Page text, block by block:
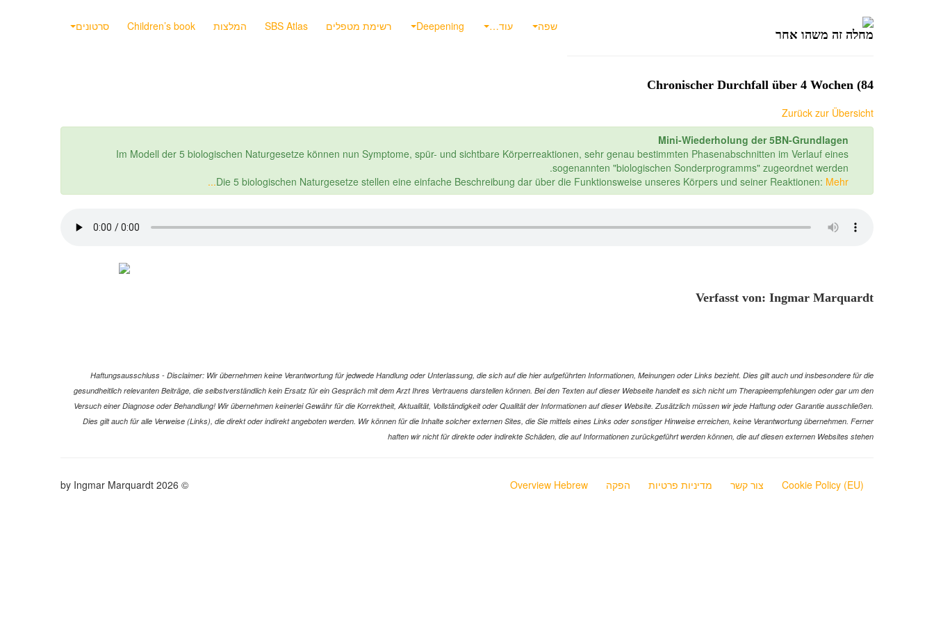
סרטונים Children’s book המלצות SBS Atlas רשימת מטפלים Deepening עוד… שפה
מחלה זה משהו אחר
84) Chronischer Durchfall über 4 Wochen
Zurück zur Übersicht
Mini-Wiederholung der 5BN-Grundlagen
Im Modell der 5 biologischen Naturgesetze können nun Symptome, spür- und sichtbare Körperreaktionen, sehr genau bestimmten Phasenabschnitten im Verlauf eines
sogenannten "biologischen Sonderprogramms" zugeordnet werden.
Die 5 biologischen Naturgesetze stellen eine einfache Beschreibung dar über die Funktionsweise unseres Körpers und seiner Reaktionen: Mehr...
Verfasst von: Ingmar Marquardt
Haftungsausschluss - Disclaimer: Wir übernehmen keine Verantwortung für jedwede Handlung oder Unterlassung, die sich auf die hier aufgeführten Informationen, Meinungen oder Links bezieht. Dies gilt auch und insbesondere für die
gesundheitlich relevanten Beiträge, die selbstverständlich kein Ersatz für ein Gespräch mit dem Arzt Ihres Vertrauens darstellen können. Bei den Texten auf dieser Webseite handelt es sich nicht um Therapieempfehlungen oder gar um den
Versuch einer Diagnose oder Behandlung! Wir übernehmen keinerlei Gewähr für die Korrektheit, Aktualität, Vollständigkeit oder Qualität der Informationen auf dieser Website. Zusätzlich müssen wir jede Haftung oder Garantie ausschließen.
Dies gilt auch für alle Verweise (Links), die direkt oder indirekt angeboten werden. Wir können für die Inhalte solcher externen Sites, die Sie mittels eines Links oder sonstiger Hinweise erreichen, keine Verantwortung übernehmen. Ferner
haften wir nicht für direkte oder indirekte Schäden, die auf Informationen zurückgeführt werden können, die auf diesen externen Websites stehen
© 2026 by Ingmar Marquardt Overview Hebrew הפקה מדיניות פרטיות צור קשר Cookie Policy (EU)